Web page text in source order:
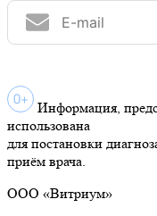
Информация,
использована
для постановки
приём врача.
ООО «Витриум»